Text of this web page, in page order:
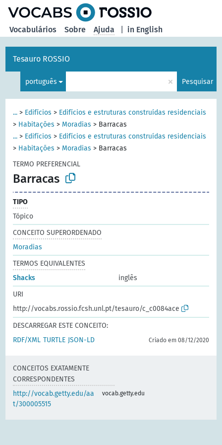
in English
Vocabulários Sobre Ajuda
Tesauro ROSSIO
português × Pesquisar
... > Edifícios > Edifícios e estruturas construídas residenciais
> Habitações > Moradias > Barracas
... > Edifícios > Edifícios e estruturas construídas residenciais
> Habitações > Moradias > Barracas
TERMO PREFERENCIAL
Barracas
TIPO
Tópico
CONCEITO SUPERORDENADO
Moradias
TERMOS EQUIVALENTES
Shacks
inglês
URI
http://vocabs.rossio.fcsh.unl.pt/tesauro/c_c0084ace
DESCARREGAR ESTE CONCEITO:
RDF/XML TURTLE JSON-LD Criado em 08/12/2020
CONCEITOS EXATAMENTE
CORRESPONDENTES
http://vocab.getty.edu/aa
t/300005515
vocab.getty.edu